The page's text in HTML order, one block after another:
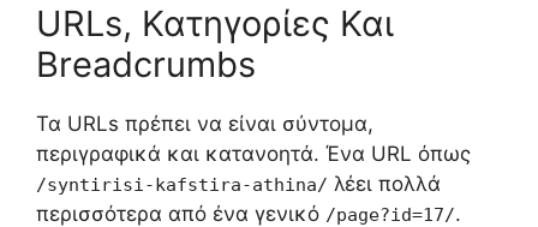
URLs, Κατηγορίες Και
Breadcrumbs
Τα URLs πρέπει να είναι σύντομα,
περιγραφικά και κατανοητά. Ένα URL όπως
/syntirisi-kafstira-athina/ λέει πολλά
περισσότερα από ένα γενικό /page?id=17/.